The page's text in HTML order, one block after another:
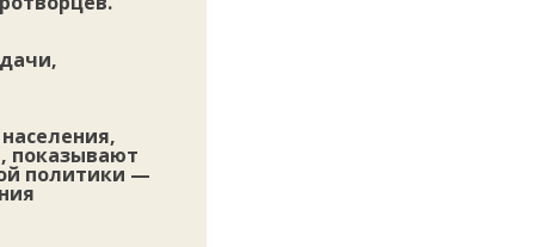
показывают
политики —